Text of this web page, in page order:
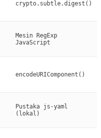
crypto.subtle.digest()
Mesin RegExp
JavaScript
encodeURIComponent()
Pustaka js-yaml
(lokal)